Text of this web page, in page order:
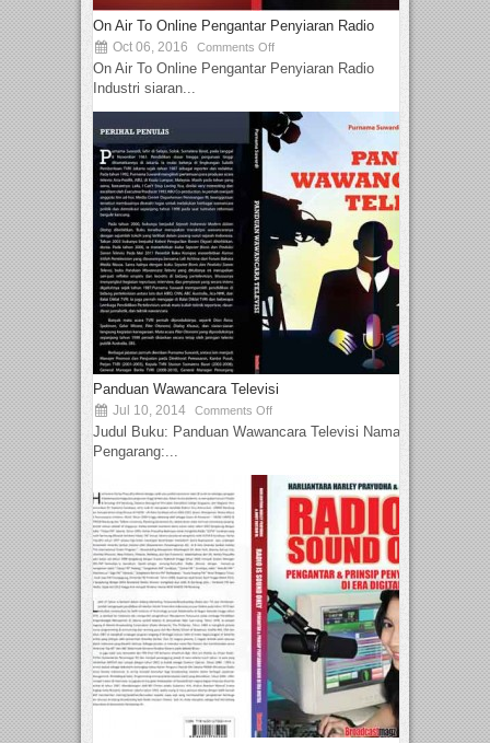
On Air To Online Pengantar Penyiaran Radio
Oct 06, 2016 Comments Off
On Air To Online Pengantar Penyiaran Radio
Industri siaran...
Panduan Wawancara Televisi
Jul 10, 2014 Comments Off
Judul Buku: Panduan Wawancara Televisi Nama
Pengarang:...